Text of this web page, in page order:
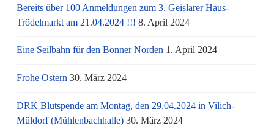
Bereits über 100 Anmeldungen zum 3. Geislarer Haus-
Trödelmarkt am 21.04.2024 !!! 8. April 2024
Eine Seilbahn für den Bonner Norden 1. April 2024
Frohe Ostern 30. März 2024
DRK Blutspende am Montag, den 29.04.2024 in Vilich-
Müldorf (Mühlenbachhalle) 30. März 2024